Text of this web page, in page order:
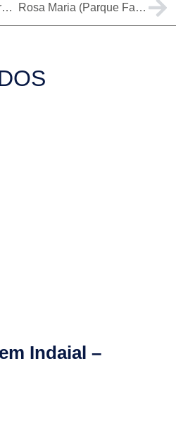
CSO Máquinas – Energia Solar em Indaial Rosa Maria (Parque Fabril) – Energia Solar em Brusque
Indaial –